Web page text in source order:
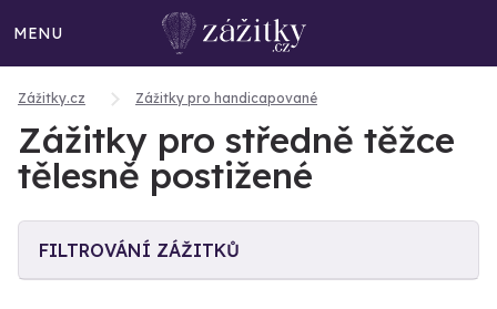
MENU
Zážitky.cz Zážitky pro handicapované
Zážitky pro středně těžce
tělesně postižené
FILTROVÁNÍ ZÁŽITKŮ